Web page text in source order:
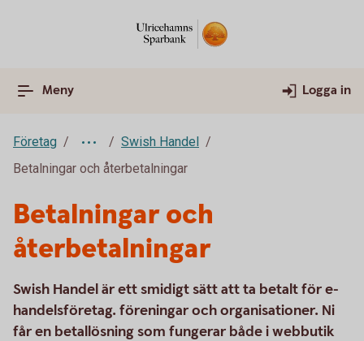
Meny Logga in
Företag
Swish Handel
Betalningar och återbetalningar
Betalningar och
återbetalningar
Swish Handel är ett smidigt sätt att ta betalt för e-
handelsföretag. föreningar och organisationer. Ni
får en betallösning som fungerar både i webbutik